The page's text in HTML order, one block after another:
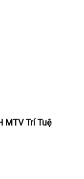
MTV Trí Tuệ